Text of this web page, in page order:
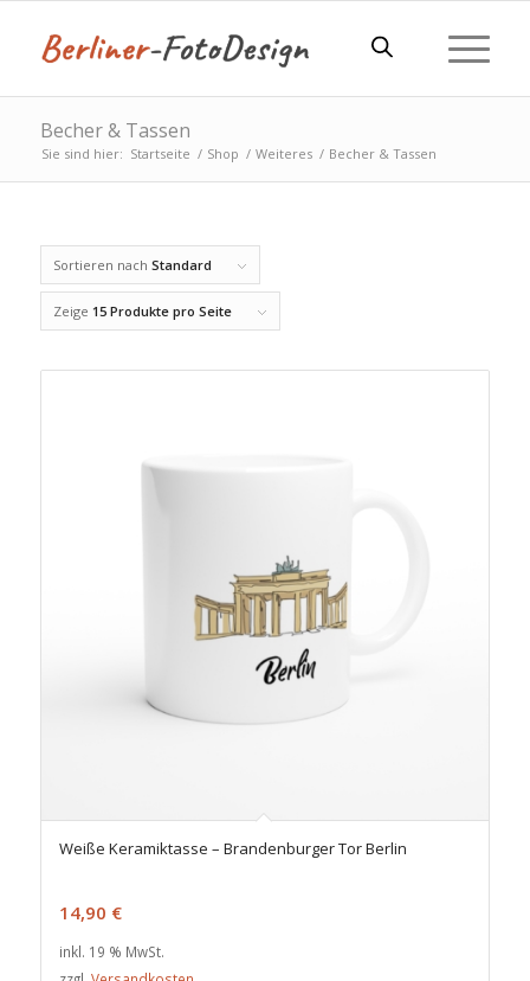
Becher & Tassen
Sie sind hier: Startseite / Shop / Weiteres / Becher & Tassen
Sortieren nach Standard
Zeige 15 Produkte pro Seite
Weiße Keramiktasse – Brandenburger Tor Berlin
14,90 €
inkl. 19 % MwSt.